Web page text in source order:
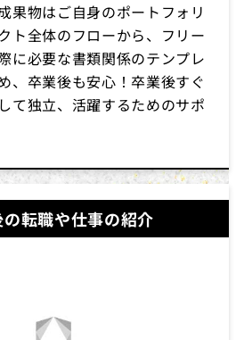
果物はご自身のポートフォリ
ト全体のフローから、フリー
に必要な書類関係のテンプレ
、卒業後も安心！卒業後すぐ
て独立、活躍するためのサポ
転職や仕事の紹介